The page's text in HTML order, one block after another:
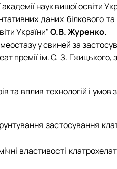
наук вищої освіти
даних білкового
України"О.В. Журенко.
у свиней за
премії ім. С. З.
та вплив технологій і умов
застосування
властивості